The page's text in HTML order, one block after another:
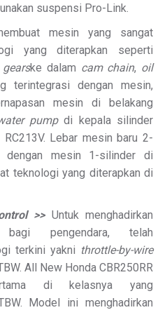
suspensi Pro-Link.
mesin yang sangat
yang diterapkan seperti
ke dalam cam chain, oil
dengan mesin,
mesin di belakang
pumpdi kepala silinder
Lebar mesin baru 2-
mesin 1-silinder di
teknologi yang diterapkan di
>> Untuk menghadirkan
bagi pengendara, telah
terkini yakni throttle-by-wire
All New Honda CBR250RR
di kelasnya yang
Model ini menghadirkan